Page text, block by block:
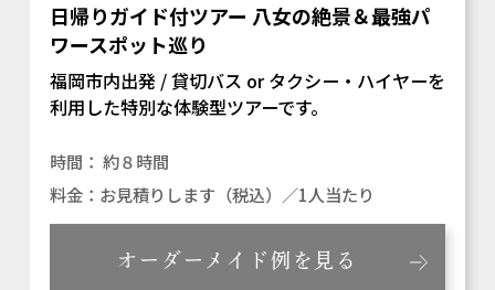
日帰りガイド付ツアー 八女の絶景＆最強パ
ワースポット巡り
福岡市内出発 / 貸切バス or タクシー・ハイヤーを
利用した特別な体験型ツアーです。
約８時間
お見積りします（税込）／1人当たり
オーダーメイド例を見る